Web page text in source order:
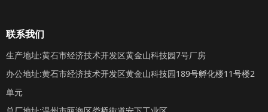
联系我们
生产地址:黄石市经济技术开发区黄金山科技园7号厂房
办公地址:黄石市经济技术开发区黄金山科技园189号孵化楼11号楼2
单元